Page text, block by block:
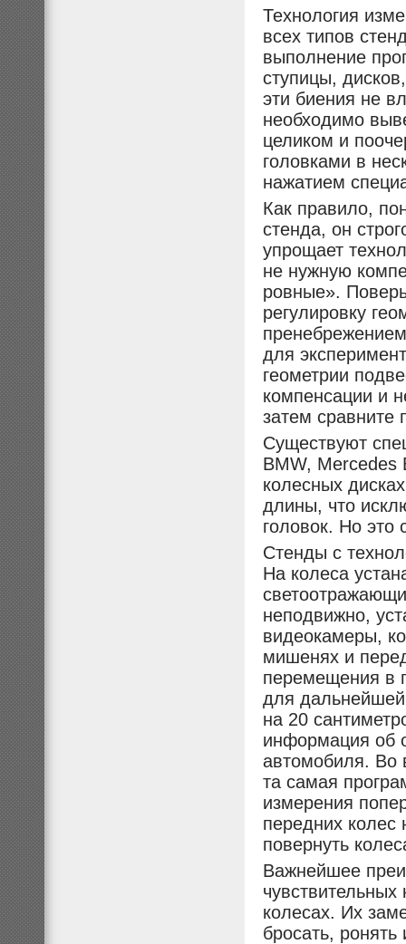
Технология
всех типов
выполнение
ступицы,
эти биения не
необходимо
целиком и
головками в
нажатием
Как правило,
стенда, он
упрощает
не нужную
ровные».
регулировку
для
геометрии
компенсации и
затем сравните
Существуют
BMW, Mercedes
колесных
длины, что
головок. Но это
Стенды с
На колеса
неподвижно,
видеокамеры,
мишенях и
перемещения в
для дальнейшей
на 20
информация об
автомобиля. Во
та самая
измерения
передних колес
повернуть
Важнейшее
колесах. Их
бросать,